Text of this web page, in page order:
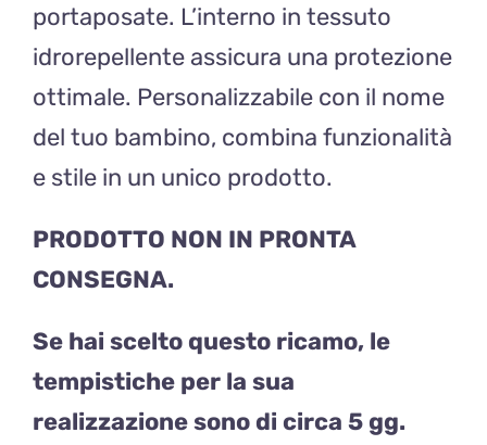
portaposate. L’interno in tessuto
idrorepellente assicura una protezione
ottimale. Personalizzabile con il nome
del tuo bambino, combina funzionalità
e stile in un unico prodotto.
PRODOTTO NON IN PRONTA
CONSEGNA.
Se hai scelto questo ricamo, le
tempistiche per la sua
realizzazione sono di circa 5 gg.